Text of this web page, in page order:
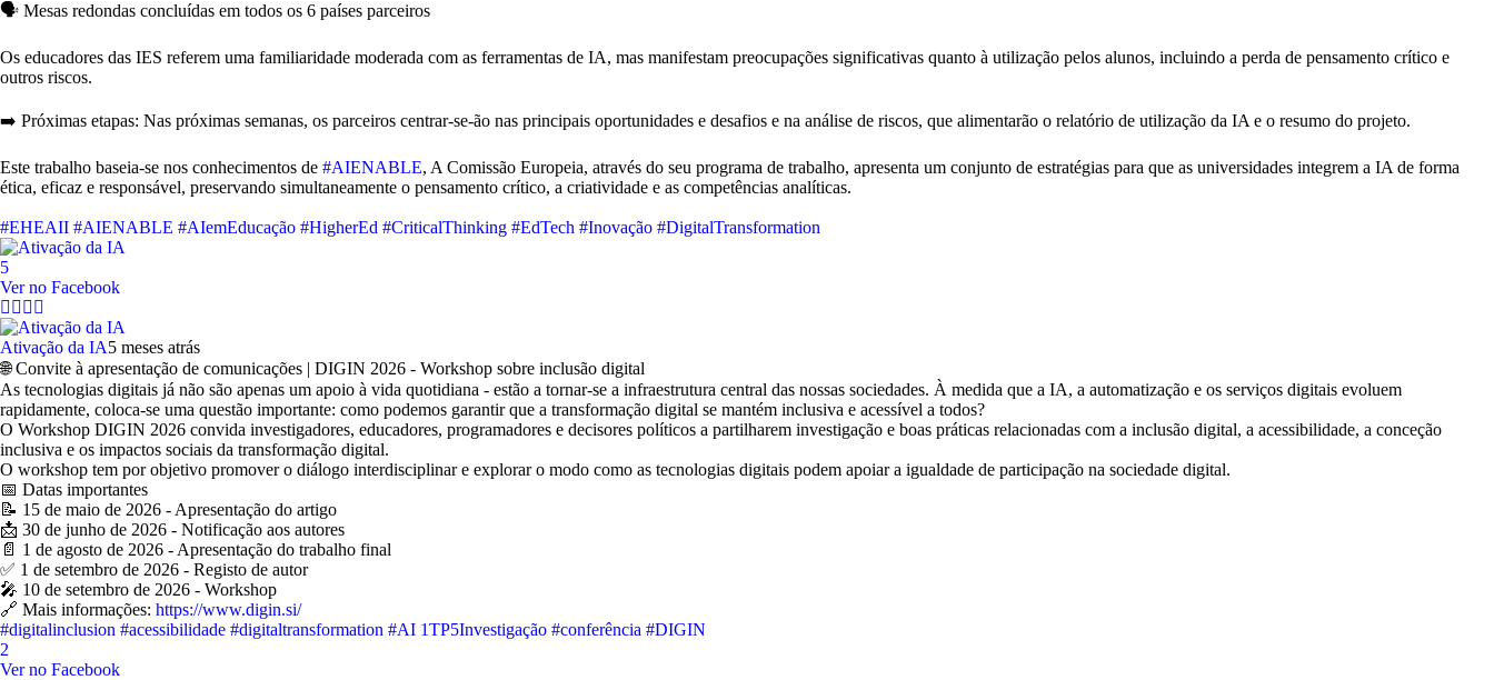
🗣️ Mesas redondas concluídas em todos os 6 países parceiros
Os educadores das IES referem uma familiaridade moderada com as ferramentas de IA, mas manifestam preocupações significativas quanto à utilização pelos alunos, incluindo a perda de pensamento crítico e
outros riscos.
➡️ Próximas etapas: Nas próximas semanas, os parceiros centrar-se-ão nas principais oportunidades e desafios e na análise de riscos, que alimentarão o relatório de utilização da IA e o resumo do projeto.
Este trabalho baseia-se nos conhecimentos de #AIENABLE, A Comissão Europeia, através do seu programa de trabalho, apresenta um conjunto de estratégias para que as universidades integrem a IA de forma
ética, eficaz e responsável, preservando simultaneamente o pensamento crítico, a criatividade e as competências analíticas.
#EHEAII #AIENABLE #AIemEducação #HigherEd #CriticalThinking #EdTech #Inovação #DigitalTransformation
5
Ver no Facebook
Ativação da IA5 meses atrás
🌐 Convite à apresentação de comunicações | DIGIN 2026 - Workshop sobre inclusão digital
As tecnologias digitais já não são apenas um apoio à vida quotidiana - estão a tornar-se a infraestrutura central das nossas sociedades. À medida que a IA, a automatização e os serviços digitais evoluem
rapidamente, coloca-se uma questão importante: como podemos garantir que a transformação digital se mantém inclusiva e acessível a todos?
O Workshop DIGIN 2026 convida investigadores, educadores, programadores e decisores políticos a partilharem investigação e boas práticas relacionadas com a inclusão digital, a acessibilidade, a conceção
inclusiva e os impactos sociais da transformação digital.
O workshop tem por objetivo promover o diálogo interdisciplinar e explorar o modo como as tecnologias digitais podem apoiar a igualdade de participação na sociedade digital.
📅 Datas importantes
📝 15 de maio de 2026 - Apresentação do artigo
📩 30 de junho de 2026 - Notificação aos autores
📄 1 de agosto de 2026 - Apresentação do trabalho final
✅ 1 de setembro de 2026 - Registo de autor
🎤 10 de setembro de 2026 - Workshop
🔗 Mais informações: https://www.digin.si/
#digitalinclusion #acessibilidade #digitaltransformation #AI 1TP5Investigação #conferência #DIGIN
2
Ver no Facebook